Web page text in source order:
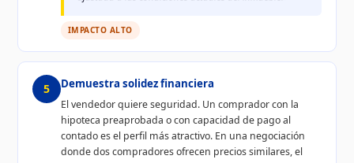
IMPACTO ALTO
5 Demuestra solidez financiera
El vendedor quiere seguridad. Un comprador con la
hipoteca preaprobada o con capacidad de pago al
contado es el perfil más atractivo. En una negociación
donde dos compradores ofrecen precios similares, el